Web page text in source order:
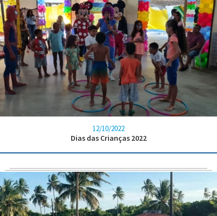
12/10/2022
Dias das Crianças 2022